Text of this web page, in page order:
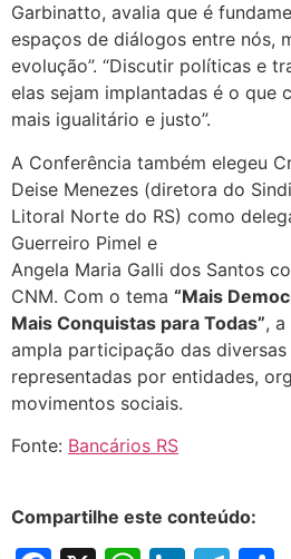
Garbinatto, avalia que é
espaços de diálogos entre nós,
evolução”. “Discutir políticas e
elas sejam implantadas é o que
mais igualitário e justo”.
A Conferência também elegeu
Deise Menezes (diretora do
Litoral Norte do RS) como
Guerreiro Pimel e
Angela Maria Galli dos Santos
CNM. Com o tema “Mais
Mais Conquistas para Todas”,
ampla participação das
representadas por entidades,
movimentos sociais.
Fonte: Bancários RS
Compartilhe este conteúdo: